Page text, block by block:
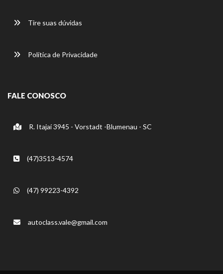
Tire suas dúvidas
Política de Privacidade
FALE CONOSCO
R. Itajaí 3945 - Vorstadt -Blumenau - SC
(47)3513-4574
(47) 99223-4392
autoclass.vale@gmail.com